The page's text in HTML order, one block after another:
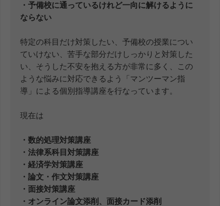
・予備校に通っているけれど一向に解けるように
ならない
特定の科目だけ対策したい、予備校の授業につい
ていけない、苦手な部分だけしっかりと対策した
い、そうした不安を抱える方が非常に多く、この
ような悩みに対応できるよう「マンツーマン指
導」による個別指導講座を行なっています。
現在は
・数的処理対策講座
・法律系科目対策講座
・経済学対策講座
・論文・作文対策講座
・面接対策講座
・オンライン論文添削、面接カード添削